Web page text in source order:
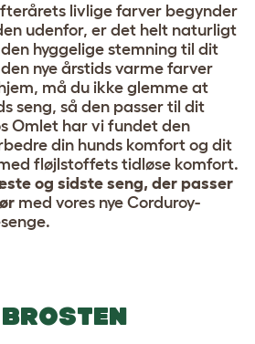
livlige farver begynder
udenfor, er det helt naturligt
hyggelige stemning til dit
nye årstids varme farver
må du ikke glemme at
seng, så den passer til dit
Omlet har vi fundet den
din hunds komfort og dit
fløjlstoffets tidløse komfort.
og sidste seng, der passer
med vores nye Corduroy-